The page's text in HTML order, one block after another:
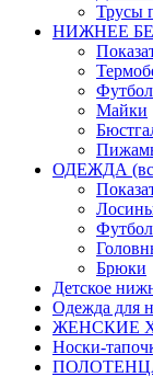
Трусы
НИЖНЕЕ
Майки
ОДЕЖДА
Брюки
Детское
Одежда для
ЖЕНСКИЕ
Носки-